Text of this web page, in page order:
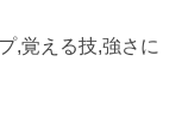
,覚える技,強さに